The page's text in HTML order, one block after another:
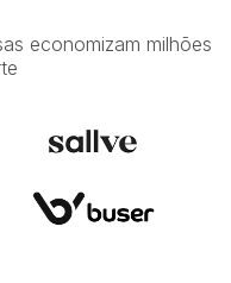
economizam milhões